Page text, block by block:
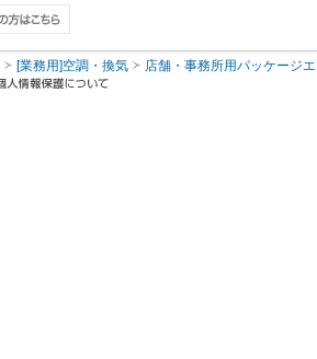
[業務用]空調・換気 店舗・事務所用パッケージ